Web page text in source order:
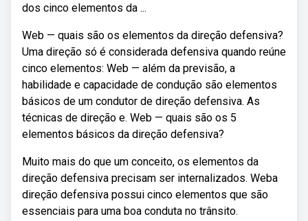
dos cinco elementos da ...
Web — quais são os elementos da direção defensiva?
Uma direção só é considerada defensiva quando reúne
cinco elementos: Web — além da previsão, a
habilidade e capacidade de condução são elementos
básicos de um condutor de direção defensiva. As
técnicas de direção e. Web — quais são os 5
elementos básicos da direção defensiva?
Muito mais do que um conceito, os elementos da
direção defensiva precisam ser internalizados. Weba
direção defensiva possui cinco elementos que são
essenciais para uma boa conduta no trânsito.